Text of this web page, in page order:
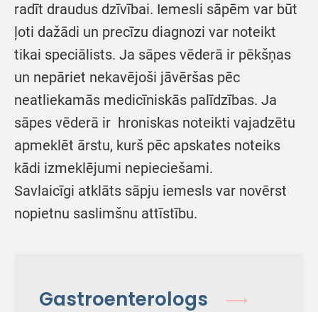
radīt draudus dzīvībai. Iemesli sāpēm var būt
ļoti dažādi un precīzu diagnozi var noteikt
tikai speciālists. Ja sāpes vēderā ir pēkšņas
un nepāriet nekavējoši jāvēršas pēc
neatliekamās medicīniskās palīdzības. Ja
sāpes vēderā ir hroniskas noteikti vajadzētu
apmeklēt ārstu, kurš pēc apskates noteiks
kādi izmeklējumi nepieciešami.
Savlaicīgi atklāts sāpju iemesls var novērst
nopietnu saslimšnu attīstību.
Gastroenterologs